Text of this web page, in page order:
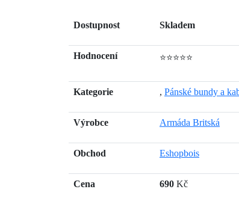
Dostupnost Skladem
Hodnocení ⭐⭐⭐⭐⭐
Kategorie , Pánské bundy a
Výrobce Armáda Britská
Obchod Eshopbois
Cena 690 Kč